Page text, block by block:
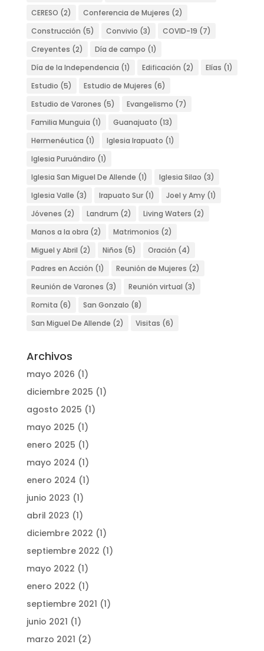
CERESO (2) Conferencia de Mujeres (2)
Construcción (5) Convivio (3) COVID-19 (7)
Creyentes (2) Día de campo (1)
Día de la Independencia (1) Edificación (2) Elías (1)
Estudio (5) Estudio de Mujeres (6)
Estudio de Varones (5) Evangelismo (7)
Familia Munguia (1) Guanajuato (13)
Hermenéutica (1) Iglesia Irapuato (1)
Iglesia Puruándiro (1)
Iglesia San Miguel De Allende (1) Iglesia Silao (3)
Iglesia Valle (3) Irapuato Sur(1) Joel y Amy(1)
Jóvenes (2) Landrum (2) Living Waters (2)
Manos a la obra (2) Matrimonios (2)
Miguel y Abril (2) Niños (5) Oración (4)
Padres en Acción (1) Reunión de Mujeres (2)
Reunión de Varones (3) Reunión virtual (3)
Romita (6) San Gonzalo (8)
San Miguel De Allende (2) Visitas (6)
Archivos
mayo 2026 (1)
diciembre 2025 (1)
agosto 2025 (1)
mayo 2025 (1)
enero 2025 (1)
mayo 2024 (1)
enero 2024 (1)
junio 2023 (1)
abril 2023 (1)
diciembre 2022 (1)
septiembre 2022 (1)
mayo 2022 (1)
enero 2022 (1)
septiembre 2021 (1)
junio 2021 (1)
marzo 2021 (2)